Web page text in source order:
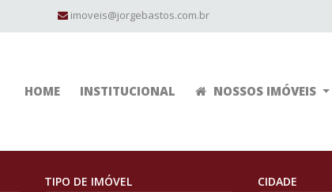
imoveis@jorgebastos.com.br
HOME INSTITUCIONAL NOSSOS IMÓVEIS
TIPO DE IMÓVEL CIDADE